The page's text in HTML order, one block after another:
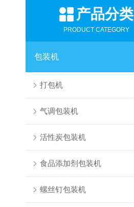
产品分类
PRODUCT CATEGORY
包装机
打包机
气调包装机
活性炭包装机
食品添加剂包装机
螺丝钉包装机